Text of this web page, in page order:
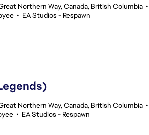
Northern Way, Canada, British Columbia •
• EA Studios - Respawn
Northern Way, Canada, British Columbia •
• EA Studios - Respawn